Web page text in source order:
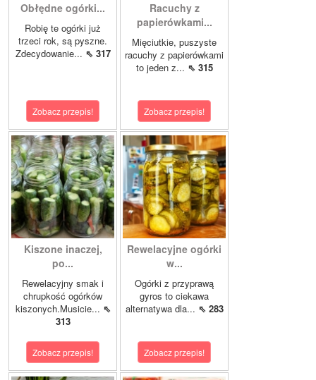
Obłędne ogórki...
Robię te ogórki już
trzeci rok, są pyszne.
Zdecydowanie... ⇖ 317
Zobacz przepis!
Racuchy z
papierówkami...
Mięciutkie, puszyste
racuchy z papierówkami
to jeden z... ⇖ 315
Zobacz przepis!
Kiszone inaczej,
po...
Rewelacyjny smak i
chrupkość ogórków
kiszonych.Musicie... ⇖
313
Zobacz przepis!
Rewelacyjne ogórki
w...
Ogórki z przyprawą
gyros to ciekawa
alternatywa dla... ⇖ 283
Zobacz przepis!